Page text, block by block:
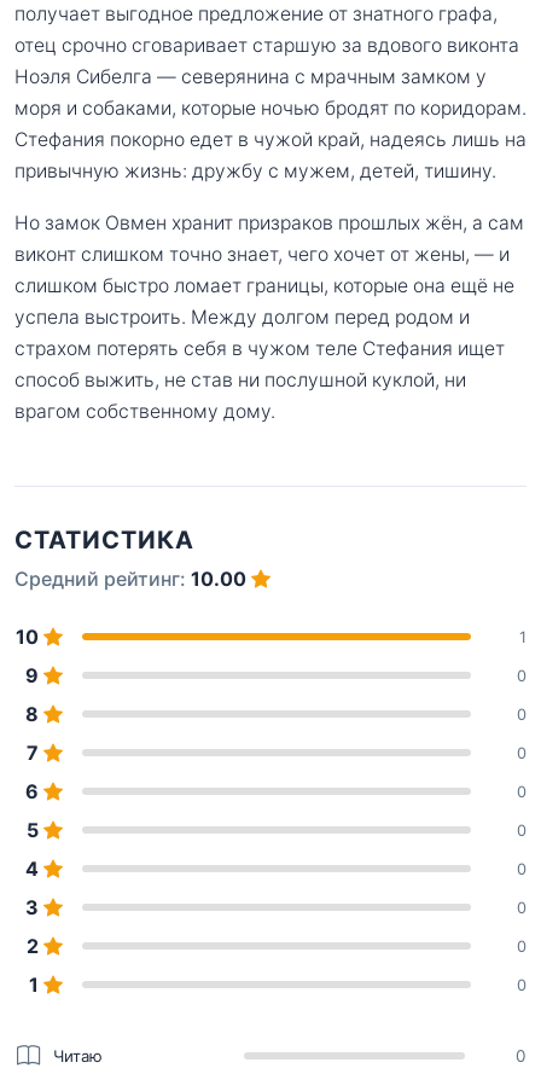
получает выгодное предложение от знатного графа,
отец срочно сговаривает старшую за вдового виконта
Ноэля Сибелга — северянина с мрачным замком у
моря и собаками, которые ночью бродят по коридорам.
Стефания покорно едет в чужой край, надеясь лишь на
привычную жизнь: дружбу с мужем, детей, тишину.
Но замок Овмен хранит призраков прошлых жён, а сам
виконт слишком точно знает, чего хочет от жены, — и
слишком быстро ломает границы, которые она ещё не
успела выстроить. Между долгом перед родом и
страхом потерять себя в чужом теле Стефания ищет
способ выжить, не став ни послушной куклой, ни
врагом собственному дому.
СТАТИСТИКА
Средний рейтинг: 10.00
10 1
9 0
8 0
7 0
6 0
5 0
4 0
3 0
2 0
1 0
Читаю 0